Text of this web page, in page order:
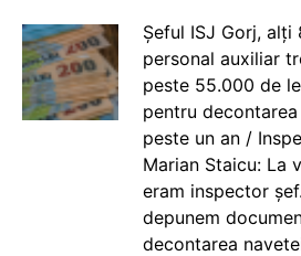
Șeful ISJ Gorj, alți
personal auxiliar
peste 55.000 de
pentru
peste un an /
Marian Staicu: La
eram inspector
depunem
decontarea